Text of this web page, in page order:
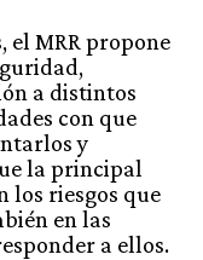
el MRR propone
a distintos
con que
y
la principal
los riesgos que
en las
a ellos.